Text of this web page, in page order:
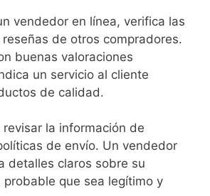
vendedor en línea, verifica las
de otros compradores.
buenas valoraciones
un servicio al cliente
de calidad.
la información de
de envío. Un vendedor
detalles claros sobre su
probable que sea legítimo y